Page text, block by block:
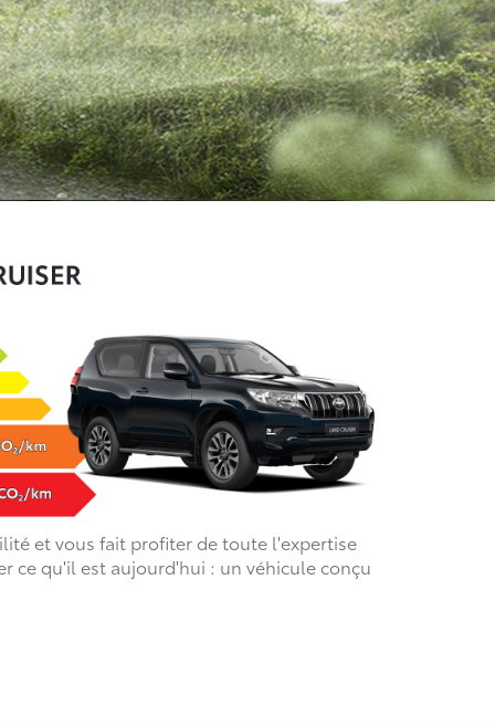
et vous fait profiter de toute l'expertise
ce qu'il est aujourd'hui : un véhicule conçu